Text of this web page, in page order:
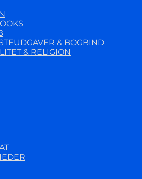
& BOGBIND
& RELIGION